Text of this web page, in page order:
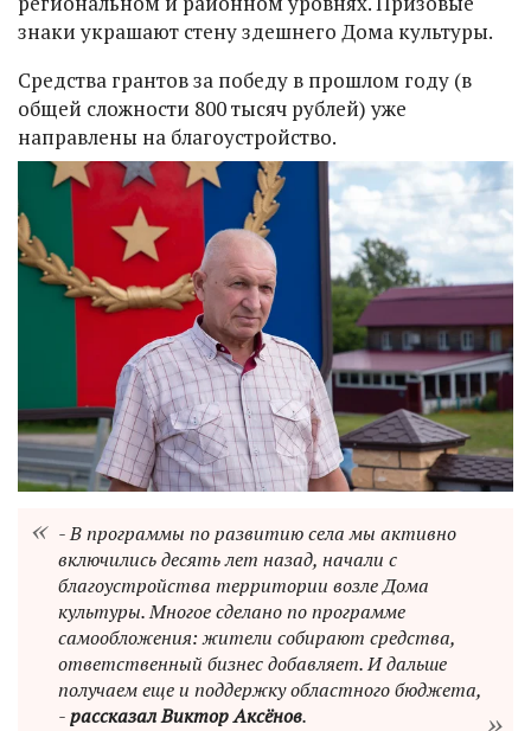
знаки украшают стену здешнего Дома культуры.
Средства грантов за победу в прошлом году (в
общей сложности 800 тысяч рублей) уже
направлены на благоустройство.
- В программы по развитию села мы активно
включились десять лет назад, начали с
благоустройства территории возле Дома
культуры. Многое сделано по программе
самообложения: жители собирают средства,
ответственный бизнес добавляет. И дальше
получаем еще и поддержку областного бюджета,
-рассказал Виктор Аксёнов.